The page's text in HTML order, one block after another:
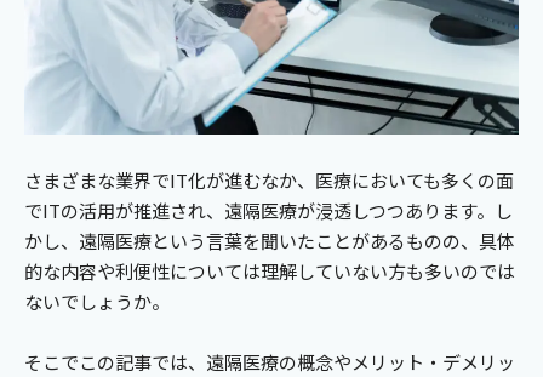
さまざまな業界でIT化が進むなか、医療においても多くの面
でITの活用が推進され、遠隔医療が浸透しつつあります。し
かし、遠隔医療という言葉を聞いたことがあるものの、具体
的な内容や利便性については理解していない方も多いのでは
ないでしょうか。
そこでこの記事では、遠隔医療の概念やメリット・デメリッ